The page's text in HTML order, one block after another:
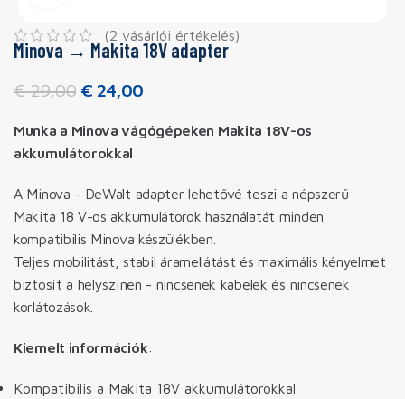
(2 vásárlói értékelés)
Minova → Makita 18V adapter
€29,00 € 24,00
Munka a Minova vágógépeken Makita 18V-os
akkumulátorokkal
A Minova - DeWalt adapter lehetővé teszi a népszerű
Makita 18 V-os akkumulátorok használatát minden
kompatibilis Minova készülékben.
Teljes mobilitást, stabil áramellátást és maximális kényelmet
biztosít a helyszínen - nincsenek kábelek és nincsenek
korlátozások.
Kiemelt információk:
Kompatibilis a Makita 18V akkumulátorokkal